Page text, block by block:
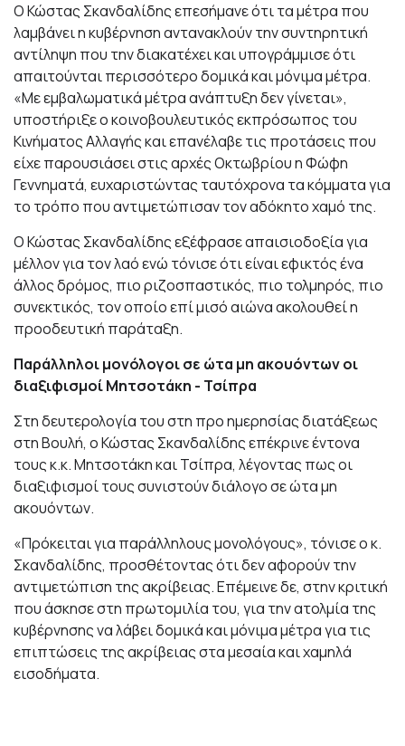
Ο Κώστας Σκανδαλίδης επεσήμανε ότι τα μέτρα που
λαμβάνει η κυβέρνηση αντανακλούν την συντηρητική
αντίληψη που την διακατέχει και υπογράμμισε ότι
απαιτούνται περισσότερο δομικά και μόνιμα μέτρα.
«Με εμβαλωματικά μέτρα ανάπτυξη δεν γίνεται»,
υποστήριξε ο κοινοβουλευτικός εκπρόσωπος του
Κινήματος Αλλαγής και επανέλαβε τις προτάσεις που
είχε παρουσιάσει στις αρχές Οκτωβρίου η Φώφη
Γεννηματά, ευχαριστώντας ταυτόχρονα τα κόμματα για
το τρόπο που αντιμετώπισαν τον αδόκητο χαμό της.
Ο Κώστας Σκανδαλίδης εξέφρασε απαισιοδοξία για
μέλλον για τον λαό ενώ τόνισε ότι είναι εφικτός ένα
άλλος δρόμος, πιο ριζοσπαστικός, πιο τολμηρός, πιο
συνεκτικός, τον οποίο επί μισό αιώνα ακολουθεί η
προοδευτική παράταξη.
Παράλληλοι μονόλογοι σε ώτα μη ακουόντων οι
διαξιφισμοί Μητσοτάκη - Τσίπρα
Στη δευτερολογία του στη προ ημερησίας διατάξεως
στη Βουλή, ο Κώστας Σκανδαλίδης επέκρινε έντονα
τους κ.κ. Μητσοτάκη και Τσίπρα, λέγοντας πως οι
διαξιφισμοί τους συνιστούν διάλογο σε ώτα μη
ακουόντων.
«Πρόκειται για παράλληλους μονολόγους», τόνισε ο κ.
Σκανδαλίδης, προσθέτοντας ότι δεν αφορούν την
αντιμετώπιση της ακρίβειας. Επέμεινε δε, στην κριτική
που άσκησε στη πρωτομιλία του, για την ατολμία της
κυβέρνησης να λάβει δομικά και μόνιμα μέτρα για τις
επιπτώσεις της ακρίβειας στα μεσαία και χαμηλά
εισοδήματα.